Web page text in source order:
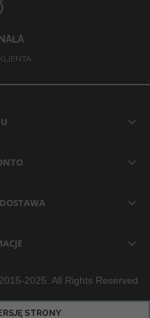
2025. All Rights Reserved
STRONY